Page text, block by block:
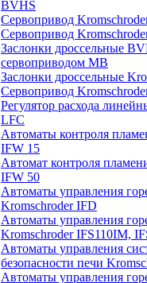
BVHS
Сервопривод
Сервопривод
Заслонки дроссельные
сервоприводом МВ
Заслонки дроссельные
Cервопривод
Регулятор расхода
LFC
Автоматы контроля
IFW 15
Автомат контроля
IFW 50
Автоматы управления
Kromschroder IFD
Автоматы управления
Kromschroder IFS110IM,
Автоматы управления
безопасности печи
Автоматы управления